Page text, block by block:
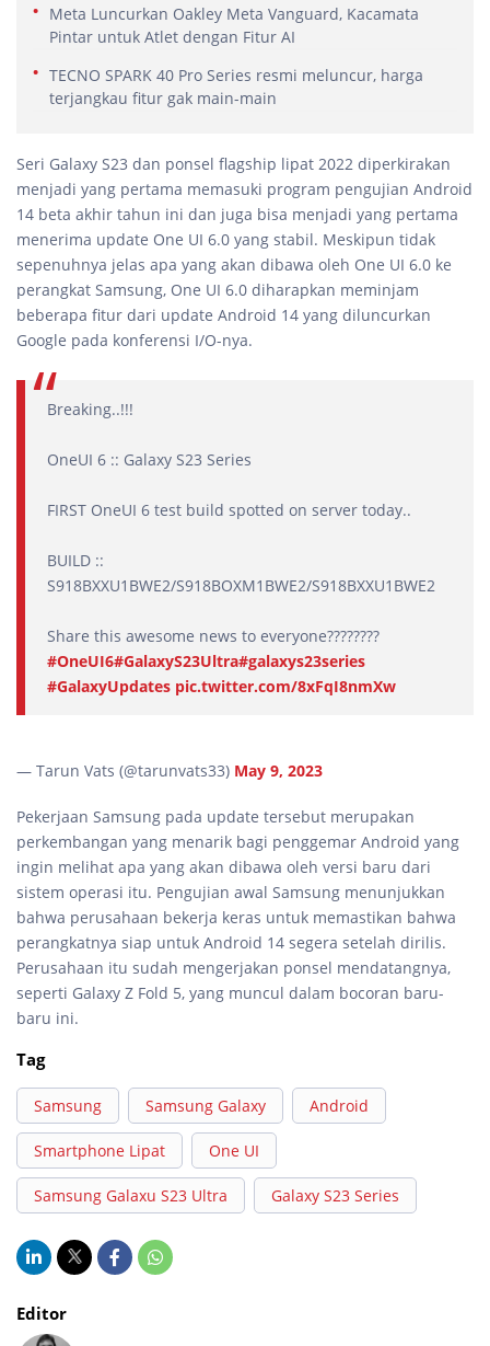
Meta Luncurkan Oakley Meta Vanguard, Kacamata
Pintar untuk Atlet dengan Fitur AI
TECNO SPARK 40 Pro Series resmi meluncur, harga
terjangkau fitur gak main-main
Seri Galaxy S23 dan ponsel flagship lipat 2022 diperkirakan
menjadi yang pertama memasuki program pengujian Android
14 beta akhir tahun ini dan juga bisa menjadi yang pertama
menerima update One UI 6.0 yang stabil. Meskipun tidak
sepenuhnya jelas apa yang akan dibawa oleh One UI 6.0 ke
perangkat Samsung, One UI 6.0 diharapkan meminjam
beberapa fitur dari update Android 14 yang diluncurkan
Google pada konferensi I/O-nya.
Breaking..!!!
OneUI 6 :: Galaxy S23 Series
FIRST OneUI 6 test build spotted on server today..
BUILD ::
S918BXXU1BWE2/S918BOXM1BWE2/S918BXXU1BWE2
Share this awesome news to everyone????????
#OneUI6#GalaxyS23Ultra#galaxys23series
#GalaxyUpdates pic.twitter.com/8xFqI8nmXw
— Tarun Vats (@tarunvats33) May 9, 2023
Pekerjaan Samsung pada update tersebut merupakan
perkembangan yang menarik bagi penggemar Android yang
ingin melihat apa yang akan dibawa oleh versi baru dari
sistem operasi itu. Pengujian awal Samsung menunjukkan
bahwa perusahaan bekerja keras untuk memastikan bahwa
perangkatnya siap untuk Android 14 segera setelah dirilis.
Perusahaan itu sudah mengerjakan ponsel mendatangnya,
seperti Galaxy Z Fold 5, yang muncul dalam bocoran baru-
baru ini.
Tag
Samsung Samsung Galaxy Android
Smartphone Lipat One UI
Samsung Galaxu S23 Ultra Galaxy S23 Series
Editor